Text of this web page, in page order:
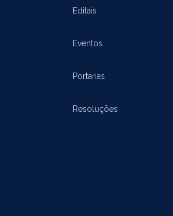
Editais
Eventos
Portarias
Resoluções